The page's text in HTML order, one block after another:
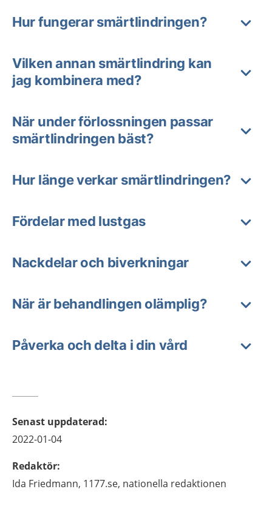
Hur fungerar smärtlindringen?
Vilken annan smärtlindring kan
jag kombinera med?
När under förlossningen passar
smärtlindringen bäst?
Hur länge verkar smärtlindringen?
Fördelar med lustgas
Nackdelar och biverkningar
När är behandlingen olämplig?
Påverka och delta i din vård
Senast uppdaterad:
2022-01-04
Redaktör:
Ida Friedmann, 1177.se, nationella redaktionen